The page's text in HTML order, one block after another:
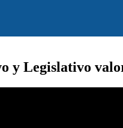
y Legislativo